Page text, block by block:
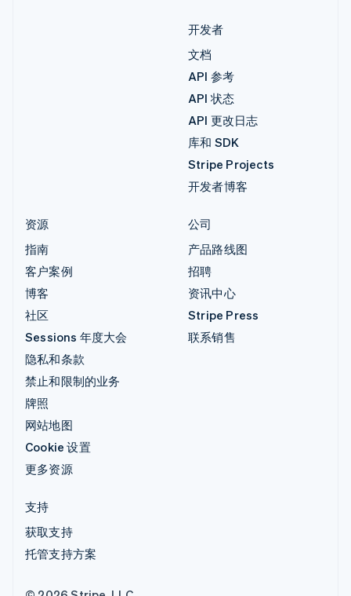
开发者
文档
API 参考
API 状态
API 更改日志
库和 SDK
Stripe Projects
开发者博客
资源
指南
客户案例
博客
社区
Sessions 年度大会
隐私和条款
禁止和限制的业务
牌照
网站地图
Cookie 设置
更多资源
公司
产品路线图
招聘
资讯中心
Stripe Press
联系销售
支持
获取支持
托管支持方案